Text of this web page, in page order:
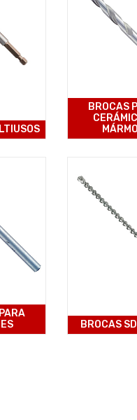
BROCAS
BROCAS